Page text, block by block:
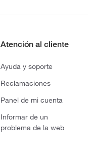
Atención al cliente
Ayuda y soporte
Reclamaciones
Panel de mi cuenta
Informar de un
problema de la web